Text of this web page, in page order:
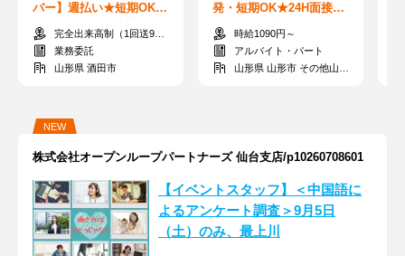
バー】週払い★短期OK♪
前日にスマホで申請の
み！AT限定OK◎
完全出来高制（1回送900円～+1kmあたり12円～）＋交通費
業務委託
山形県 酒田市
発・短期OK★24H面接可
能♪好きな時にシフトIN◎
送迎あり★
時給1090円～
アルバイト・パート
山形県 山形市 その他山形市
NEW
株式会社オープンループパートナーズ 仙台支店/p10260708601
【イベントスタッフ】＜中国語に
よるアンケート調査＞9月5日
（土）のみ、最上川